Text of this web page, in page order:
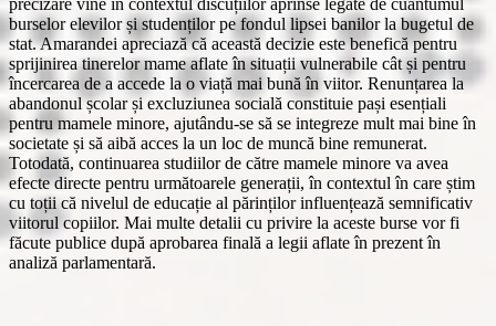
burselor elevilor și studenților pe fondul lipsei banilor la bugetul de
stat. Amarandei apreciază că această decizie este benefică pentru
sprijinirea tinerelor mame aflate în situații vulnerabile cât și pentru
încercarea de a accede la o viață mai bună în viitor. Renunțarea la
abandonul școlar și excluziunea socială constituie pași esențiali
pentru mamele minore, ajutându-se să se integreze mult mai bine în
societate și să aibă acces la un loc de muncă bine remunerat.
Totodată, continuarea studiilor de către mamele minore va avea
efecte directe pentru următoarele generații, în contextul în care știm
cu toții că nivelul de educație al părinților influențează semnificativ
viitorul copiilor. Mai multe detalii cu privire la aceste burse vor fi
făcute publice după aprobarea finală a legii aflate în prezent în
analiză parlamentară.